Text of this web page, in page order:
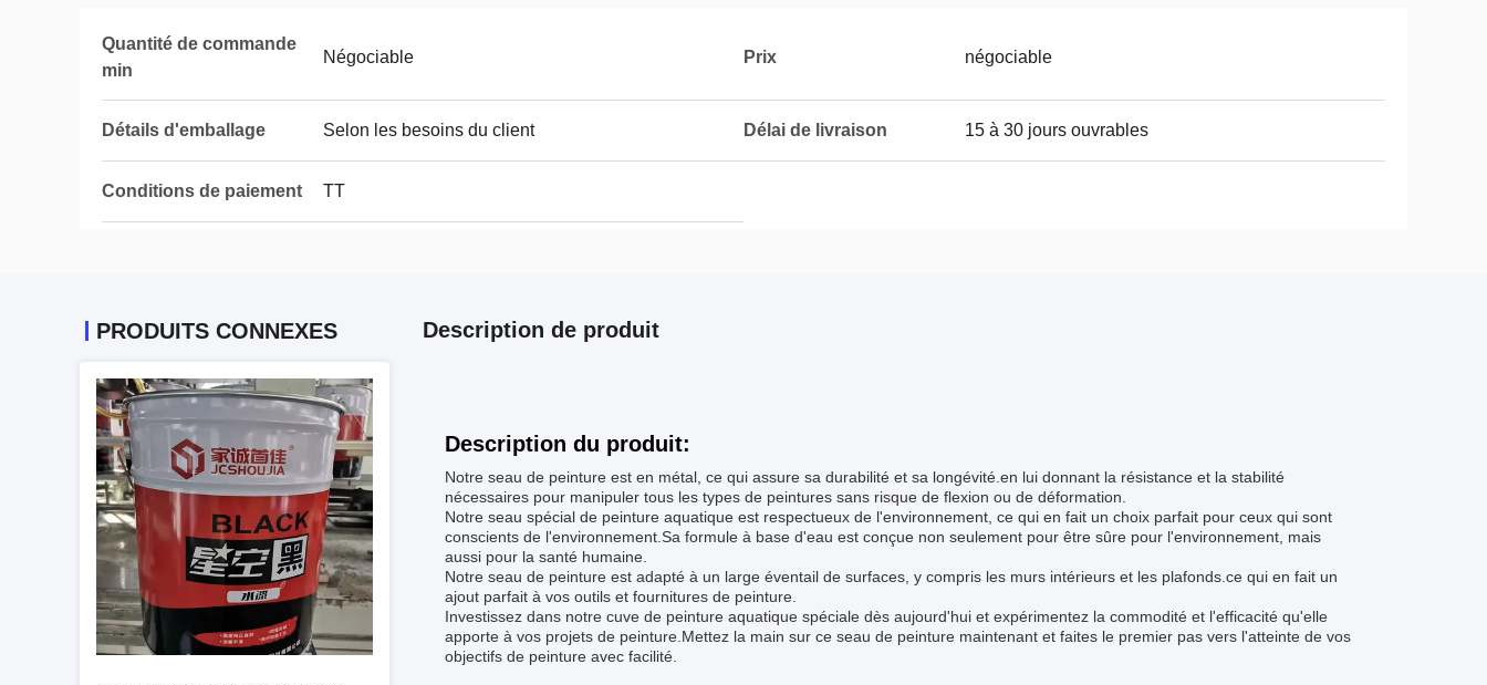
Quantité de commande
min
Négociable Prix négociable
Détails d'emballage Selon les besoins du client Délai de livraison 15 à 30 jours ouvrables
Conditions de paiement TT
PRODUITS CONNEXES Description de produit
Description du produit:
Notre seau de peinture est en métal, ce qui assure sa durabilité et sa longévité.en lui donnant la résistance et la stabilité
nécessaires pour manipuler tous les types de peintures sans risque de flexion ou de déformation.
Notre seau spécial de peinture aquatique est respectueux de l'environnement, ce qui en fait un choix parfait pour ceux qui sont
conscients de l'environnement.Sa formule à base d'eau est conçue non seulement pour être sûre pour l'environnement, mais
aussi pour la santé humaine.
Notre seau de peinture est adapté à un large éventail de surfaces, y compris les murs intérieurs et les plafonds.ce qui en fait un
ajout parfait à vos outils et fournitures de peinture.
Investissez dans notre cuve de peinture aquatique spéciale dès aujourd'hui et expérimentez la commodité et l'efficacité qu'elle
apporte à vos projets de peinture.Mettez la main sur ce seau de peinture maintenant et faites le premier pas vers l'atteinte de vos
objectifs de peinture avec facilité.